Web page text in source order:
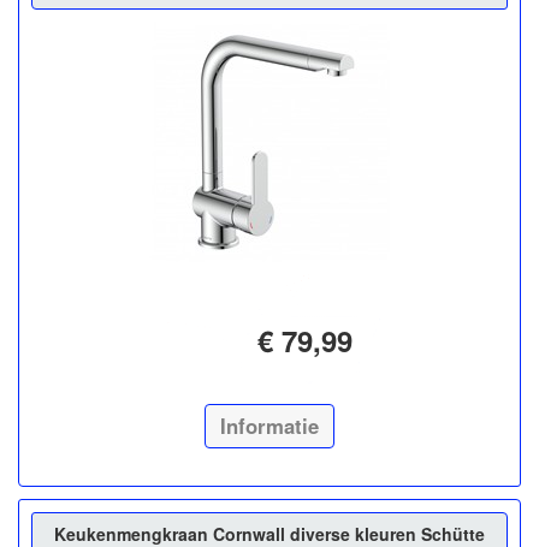
€ 79,99
Informatie
Keukenmengkraan Cornwall diverse kleuren Schütte